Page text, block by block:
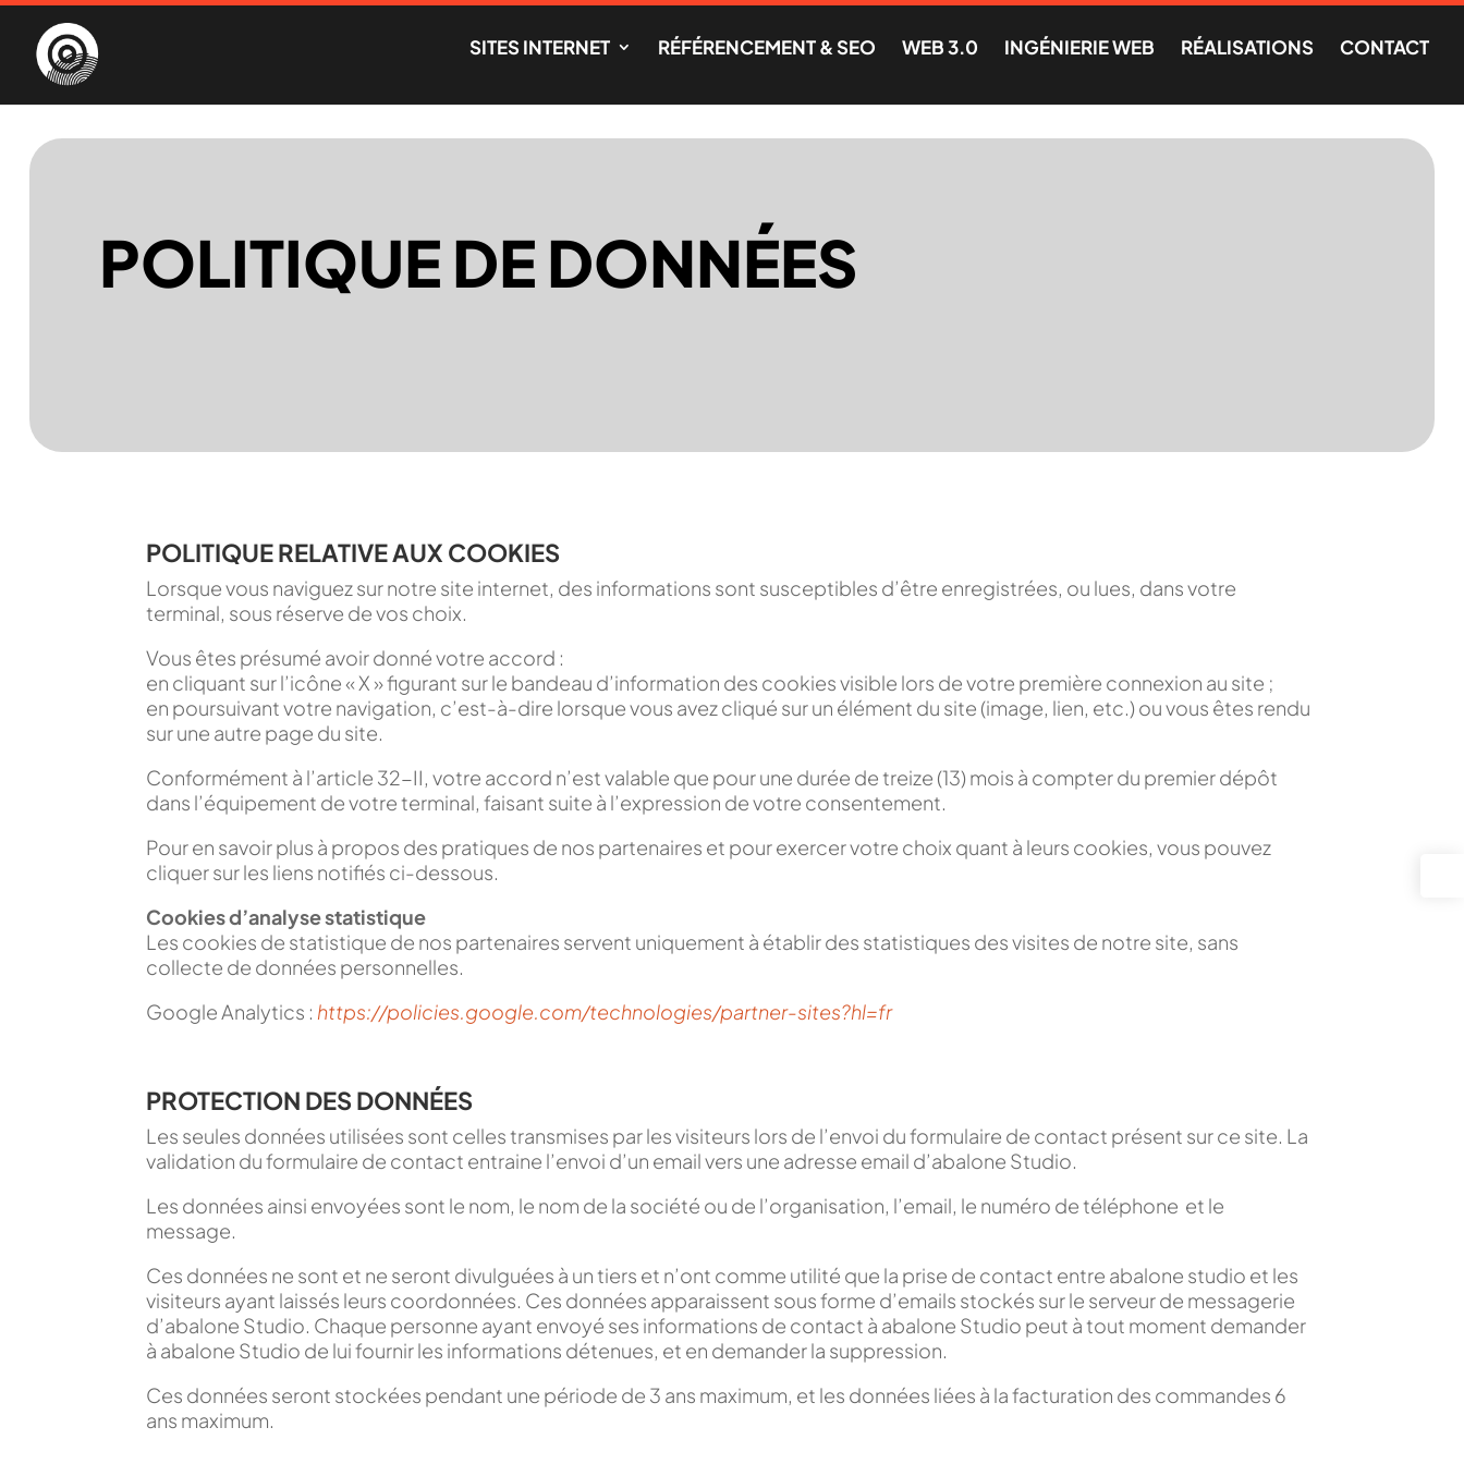
SITES INTERNET RÉFÉRENCEMENT & SEO WEB 3.0 INGÉNIERIE WEB RÉALISATIONS CONTACT
POLITIQUE DE DONNÉES
POLITIQUE RELATIVE AUX COOKIES
Lorsque vous naviguez sur notre site internet, des informations sont susceptibles d’être enregistrées, ou lues, dans votre
terminal, sous réserve de vos choix.
Vous êtes présumé avoir donné votre accord :
en cliquant sur l’icône « X » figurant sur le bandeau d’information des cookies visible lors de votre première connexion au site ;
en poursuivant votre navigation, c’est-à-dire lorsque vous avez cliqué sur un élément du site (image, lien, etc.) ou vous êtes rendu
sur une autre page du site.
Conformément à l’article 32-II, votre accord n’est valable que pour une durée de treize (13) mois à compter du premier dépôt
dans l’équipement de votre terminal, faisant suite à l’expression de votre consentement.
Pour en savoir plus à propos des pratiques de nos partenaires et pour exercer votre choix quant à leurs cookies, vous pouvez
cliquer sur les liens notifiés ci-dessous.
Cookies d’analyse statistique
Les cookies de statistique de nos partenaires servent uniquement à établir des statistiques des visites de notre site, sans
collecte de données personnelles.
Google Analytics : https://policies.google.com/technologies/partner-sites?hl=fr
PROTECTION DES DONNÉES
Les seules données utilisées sont celles transmises par les visiteurs lors de l’envoi du formulaire de contact présent sur ce site. La
validation du formulaire de contact entraine l’envoi d’un email vers une adresse email d’abalone Studio.
Les données ainsi envoyées sont le nom, le nom de la société ou de l’organisation, l’email, le numéro de téléphone et le
message.
Ces données ne sont et ne seront divulguées à un tiers et n’ont comme utilité que la prise de contact entre abalone studio et les
visiteurs ayant laissés leurs coordonnées. Ces données apparaissent sous forme d’emails stockés sur le serveur de messagerie
d’abalone Studio. Chaque personne ayant envoyé ses informations de contact à abalone Studio peut à tout moment demander
à abalone Studio de lui fournir les informations détenues, et en demander la suppression.
Ces données seront stockées pendant une période de 3 ans maximum, et les données liées à la facturation des commandes 6
ans maximum.